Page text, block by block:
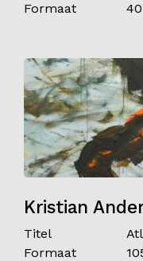
Formaat
Kristian
Titel
Formaat